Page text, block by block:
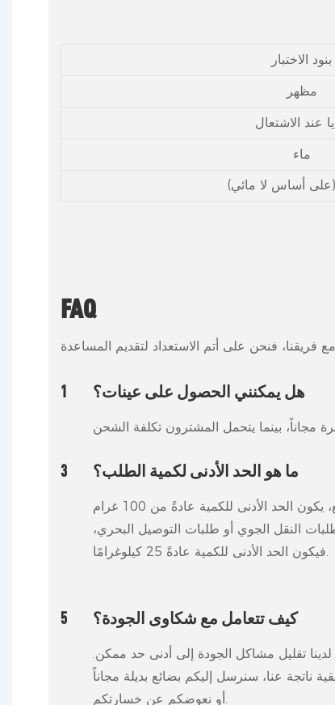
بنود الاختبار
مظهر
عند الاشتعال
ماء
(على أساس لا مائي)
FAQ
1 هل يمكنني الحصول على عينات؟
3 ما هو الحد الأدنى لكمية الطلب؟
بالنسبة لطلبات التوصيل السريع، يكون الحد الأدنى للكمية عادةً من 100 غرام
لطلبات النقل الجوي أو طلبات التوصيل البحري،
5 كيف تتعامل مع شكاوى الجودة؟
تقليل مشاكل الجودة إلى أدنى حد ممكن.
عنا، سنرسل إليكم بضائع بديلة مجاناً